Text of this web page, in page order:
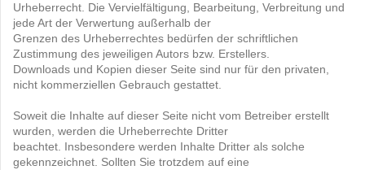
Urheberrecht. Die Vervielfältigung, Bearbeitung, Verbreitung und
jede Art der Verwertung außerhalb der
Grenzen des Urheberrechtes bedürfen der schriftlichen
Zustimmung des jeweiligen Autors bzw. Erstellers.
Downloads und Kopien dieser Seite sind nur für den privaten,
nicht kommerziellen Gebrauch gestattet.
Soweit die Inhalte auf dieser Seite nicht vom Betreiber erstellt
wurden, werden die Urheberrechte Dritter
beachtet. Insbesondere werden Inhalte Dritter als solche
gekennzeichnet. Sollten Sie trotzdem auf eine